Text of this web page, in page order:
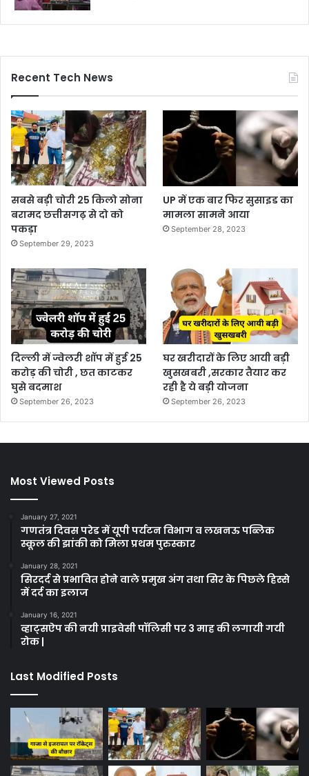
Recent Tech News
सबसे बड़ी चोरी 25 किलो सोना
बरामद छत्तीसगढ़ से दो को
पकड़ा
September 29, 2023
UP में एक बार फिर सुसाइड का
मामला सामने आया
September 28, 2023
दिल्ली में ज्वेलरी शॉप में हुई 25
करोड़ की चोरी , छत काटकर
घुसे बदमाश
September 26, 2023
घर खरीदारों के लिए आयी बड़ी
खुसखबरी ,सरकार तैयार कर
रही है ये बड़ी योजना
September 26, 2023
Most Viewed Posts
January 27, 2021
गणतंत्र दिवस परेड में यूपी पर्यटन विभाग व लखनऊ पब्लिक
स्कूल की झांकी को मिला प्रथम पुरुस्कार
January 28, 2021
सिरदर्द से प्रभावित होने वाले प्रमुख अंग तथा सिर के पिछले हिस्से
में दर्द का इलाज
January 16, 2021
व्हाट्सऐप की नयी प्राइवेसी पॉलिसी पर 3 माह की लगायी गयी
रोक |
Last Modified Posts